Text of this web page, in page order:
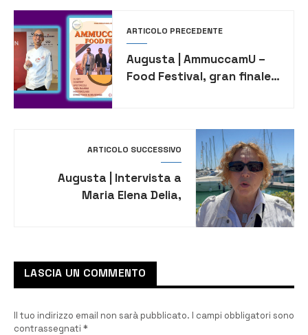
ARTICOLO PRECEDENTE
Augusta | AmmuccamU –
Food Festival, gran finale
ARTICOLO SUCCESSIVO
Augusta | Intervista a
Maria Elena Delia,
LASCIA UN COMMENTO
Il tuo indirizzo email non sarà pubblicato. I campi obbligatori sono
contrassegnati *